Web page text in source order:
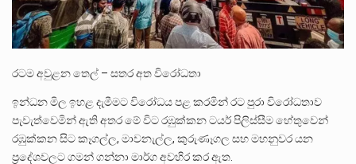
රටම අවුළන තෙල් – සතර අත විරෝධතා
ඉන්ධන මිල ඉහළ දැමීමට විරෝධය පළ කරමින් රට පුරා විරෝධතාව
පැවැත්වෙමින් ඇති අතර මේ විට රඹුක්කන ටයර් පිලිස්සීම හේතුවෙන්
රඹුක්කන සිට කෑගල්ල, මාවනැල්ල, කුරුණෑගල සහ මහනුවර යන
ප්‍රදේශවලට ගමන් ගන්නා මාර්ග අවහිර කර ඇත.